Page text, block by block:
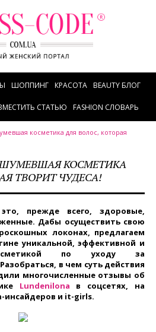
ШОППИНГ КРАСОТА BEAUTY БЛОГ
СТАТЬЮ FASHION СЛОВАРЬ
косметика для волос, которая
КОСМЕТИКА
ТВОРИТ ЧУДЕСА!
прежде всего, здоровые,
Дабы осуществить свою
локонах, предлагаем
уникальной, эффективной и
по уходу за
в чем суть действия
многочисленные отзывы об
Lundenilona в соцсетях, на
инсайдеров и it-girls.